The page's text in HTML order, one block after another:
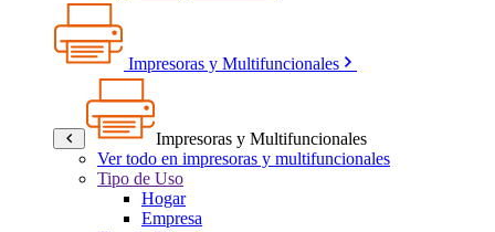
Impresoras y Multifuncionales
Impresoras y Multifuncionales
Ver todo en impresoras y multifuncionales
Tipo de Uso
Hogar
Empresa